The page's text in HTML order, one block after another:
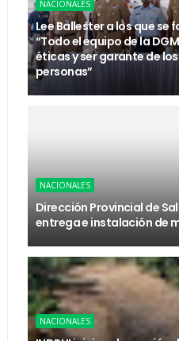
NACIONALES
Lee Ballester a los que
“Todo el equipo de la
éticas y ser garante de
personas”
NACIONALES
Dirección Provincial de
entrega e instalación de
NACIONALES